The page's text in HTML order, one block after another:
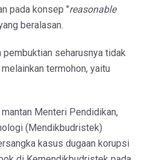
pada konsep "reasonable
beralasan.
seharusnya tidak
termohon, yaitu
Menteri Pendidikan,
(Mendikbudristek)
kasus dugaan korupsi